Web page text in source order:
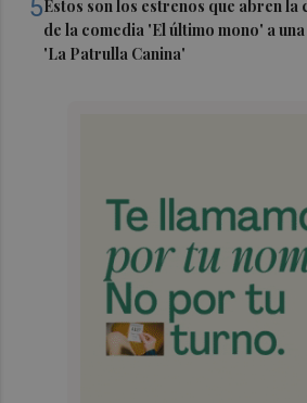
5Estos son los estrenos que abren
de la comedia 'El último mono' a
'La Patrulla Canina'